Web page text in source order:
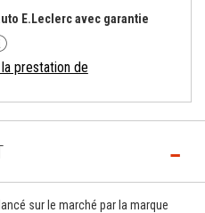
E.Leclerc avec garantie
prestation de
sur le marché par la marque